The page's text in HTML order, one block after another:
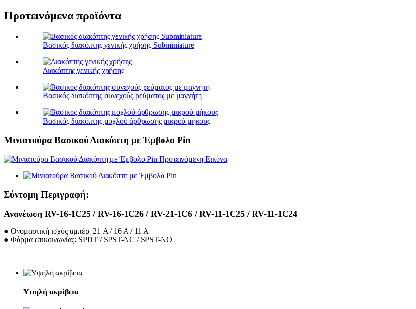
Προτεινόμενα προϊόντα
Βασικός διακόπτης γενικής χρήσης Subminiature
Διακόπτης γενικής χρήσης
Βασικός διακόπτης συνεχούς ρεύματος με μαγνήτη
Βασικός διακόπτης μοχλού άρθρωσης μικρού μήκους
Μινιατούρα Βασικού Διακόπτη με Έμβολο Pin
Σύντομη Περιγραφή:
Ανανέωση RV-16-1C25 / RV-16-1C26 / RV-21-1C6 / RV-11-1C25 / RV-11-1C24
● Ονομαστική ισχύς αμπέρ: 21 A / 16 A / 11 A
● Φόρμα επικοινωνίας: SPDT / SPST-NC / SPST-NO
Υψηλή ακρίβεια